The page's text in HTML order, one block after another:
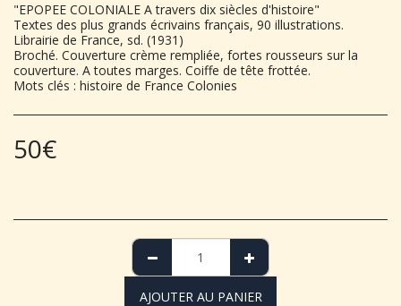
"EPOPEE COLONIALE A travers dix siècles d'histoire"
Textes des plus grands écrivains français, 90 illustrations.
Librairie de France, sd. (1931)
Broché. Couverture crème rempliée, fortes rousseurs sur la
couverture. A toutes marges. Coiffe de tête frottée.
Mots clés : histoire de France Colonies
50€
AJOUTER AU PANIER